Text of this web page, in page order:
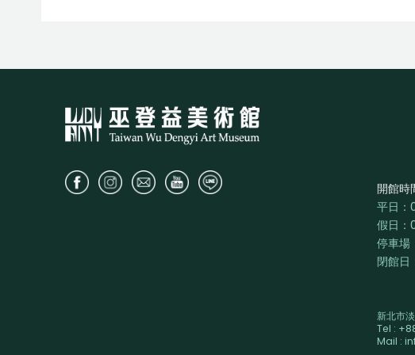
開館時
平日：
假日：
停車
閉館日
新北市
Tel :
Mail :